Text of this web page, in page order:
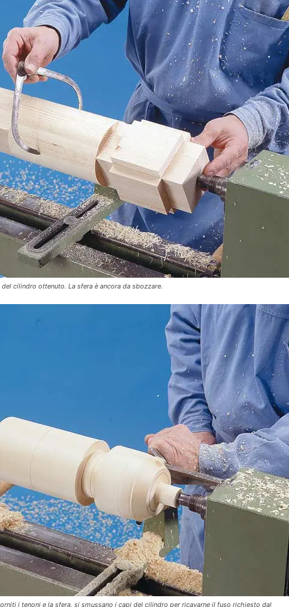
cilindro ottenuto. La sfera è ancora da sbozzare.
i tenoni e la sfera, si smussano i capi del cilindro per ricavarne il fuso richiesto dal